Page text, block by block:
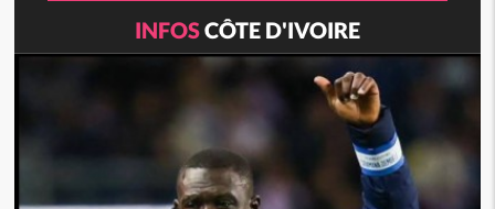
INFOSCÔTE D'IVOIRE